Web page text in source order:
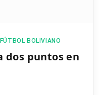
BOLIVIANO
dos puntos en